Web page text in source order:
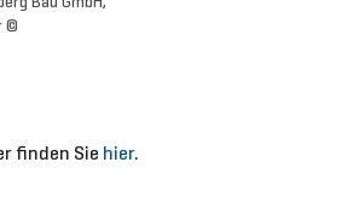
©
finden Sie hier.